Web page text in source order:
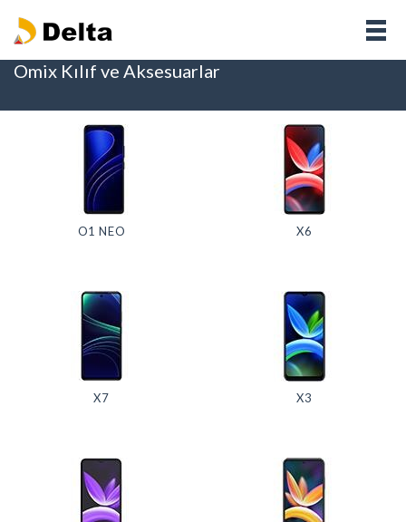
Omix Kılıf ve Aksesuarlar
O1 NEO X6
X7 X3